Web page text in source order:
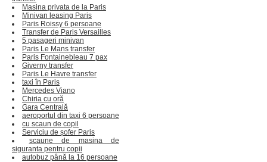
Masina privata de la Paris
Minivan leasing Paris
Paris Roissy 6 persoane
Transfer de Paris Versailles
5 pasageri minivan
Paris Le Mans transfer
Paris Fontainebleau 7 pax
Giverny transfer
Paris Le Havre transfer
taxi în Paris
Mercedes Viano
Chiria cu oră
Gara Centrală
aeroportul din taxi 6 persoane
cu scaun de copil
Serviciu de șofer Paris
scaune de masina de
siguranta pentru copii
autobuz până la 16 persoane